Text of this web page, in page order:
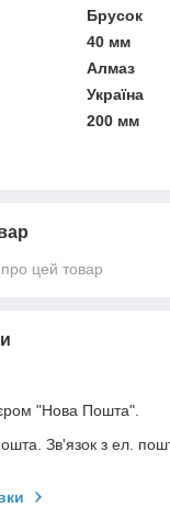
Брусок
40 мм
Алмаз
Україна
200 мм
цей товар
"Нова Пошта".
Зв'язок з ел.